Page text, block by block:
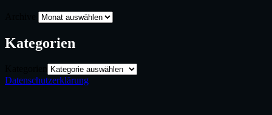
Kategorien
Datenschutzerklärung